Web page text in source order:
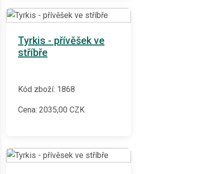
Tyrkis - přívěšek ve
stříbře
Kód zboží: 1868
Cena: 2035,00 CZK